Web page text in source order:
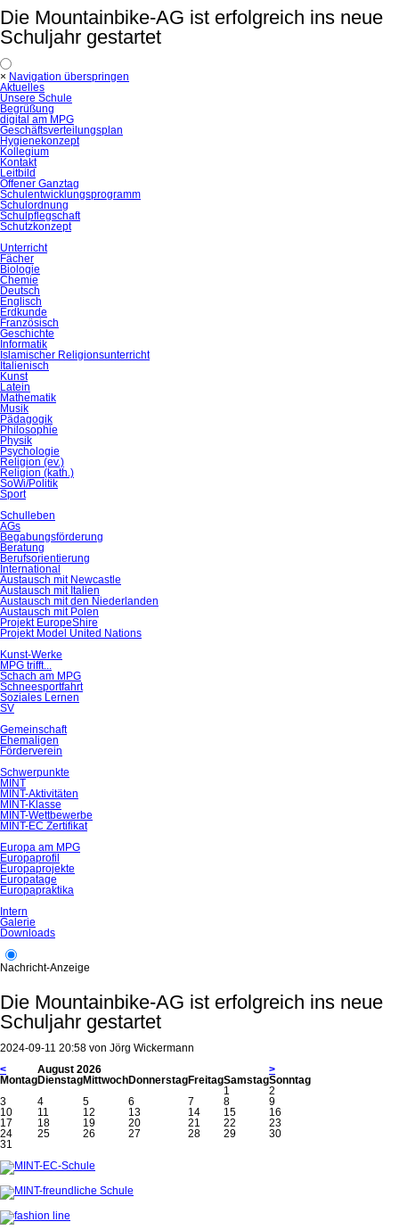
Die Mountainbike-AG ist erfolgreich ins neue
Schuljahr gestartet
× Navigation überspringen
Aktuelles
Unsere Schule
Begrüßung
digital am MPG
Geschäftsverteilungsplan
Hygienekonzept
Kollegium
Kontakt
Leitbild
Offener Ganztag
Schulentwicklungsprogramm
Schulordnung
Schulpflegschaft
Schutzkonzept
Unterricht
Fächer
Biologie
Chemie
Deutsch
Englisch
Erdkunde
Französisch
Geschichte
Informatik
Islamischer Religionsunterricht
Italienisch
Kunst
Latein
Mathematik
Musik
Pädagogik
Philosophie
Physik
Psychologie
Religion (ev.)
Religion (kath.)
SoWi/Politik
Sport
Schulleben
AGs
Begabungsförderung
Beratung
Berufsorientierung
International
Austausch mit Newcastle
Austausch mit Italien
Austausch mit den Niederlanden
Austausch mit Polen
Projekt EuropeShire
Projekt Model United Nations
Kunst-Werke
MPG trifft...
Schach am MPG
Schneesportfahrt
Soziales Lernen
SV
Gemeinschaft
Ehemaligen
Förderverein
Schwerpunkte
MINT
MINT-Aktivitäten
MINT-Klasse
MINT-Wettbewerbe
MINT-EC Zertifikat
Europa am MPG
Europaprofil
Europaprojekte
Europatage
Europapraktika
Intern
Galerie
Downloads
Nachricht-Anzeige
Die Mountainbike-AG ist erfolgreich ins neue
Schuljahr gestartet
2024-09-11 20:58 von Jörg Wickermann
<
August 2026
>
MontagDienstagMittwochDonnerstagFreitagSamstagSonntag
1
2
3
4 5 6 7 8
9
10
11 12 13 14 15
16
17
18 19 20 21 22
23
24
25 26 27 28 29
30
31